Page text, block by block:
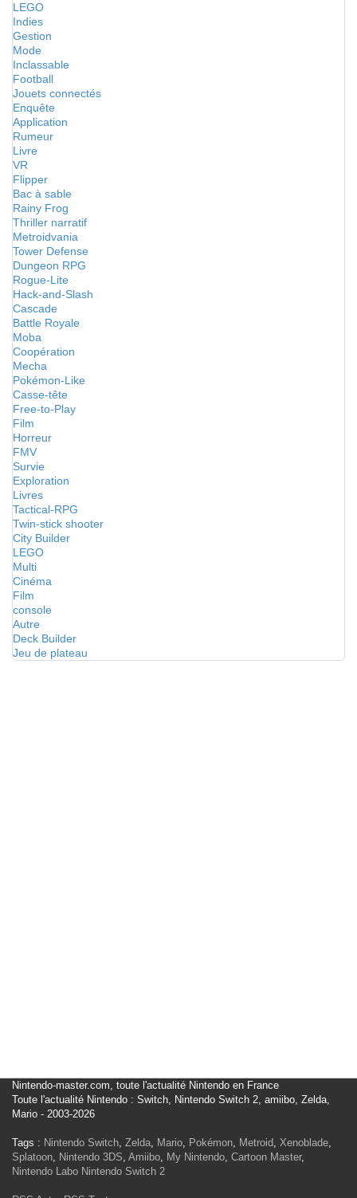
LEGO
Indies
Gestion
Mode
Inclassable
Football
Jouets connectés
Enquête
Application
Rumeur
Livre
VR
Flipper
Bac à sable
Rainy Frog
Thriller narratif
Metroidvania
Tower Defense
Dungeon RPG
Rogue-Lite
Hack-and-Slash
Cascade
Battle Royale
Moba
Coopération
Mecha
Pokémon-Like
Casse-tête
Free-to-Play
Film
Horreur
FMV
Survie
Exploration
Livres
Tactical-RPG
Twin-stick shooter
City Builder
LEGO
Multi
Cinéma
Film
console
Autre
Deck Builder
Jeu de plateau
Nintendo-master.com, toute l'actualité Nintendo en France
Toute l'actualité Nintendo : Switch, Nintendo Switch 2, amiibo, Zelda,
Mario - 2003-2026
Tags : Nintendo Switch, Zelda, Mario, Pokémon, Metroid, Xenoblade,
Splatoon, Nintendo 3DS, Amiibo, My Nintendo, Cartoon Master,
Nintendo Labo Nintendo Switch 2